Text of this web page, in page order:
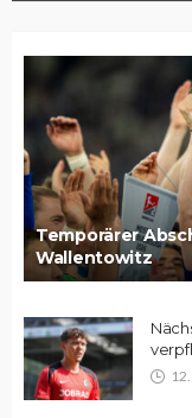
Temporärer
Wallentowitz